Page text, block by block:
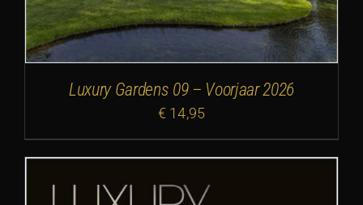
Luxury Gardens 09 – Voorjaar 2026
€ 14,95